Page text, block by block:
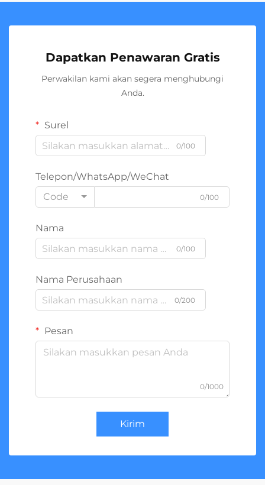
Dapatkan Penawaran Gratis
Perwakilan kami akan segera menghubungi
Anda.
Surel
0/100
Telepon/WhatsApp/WeChat
Code
0/100
Nama
0/100
Nama Perusahaan
0/200
Pesan
0/1000
Kirim